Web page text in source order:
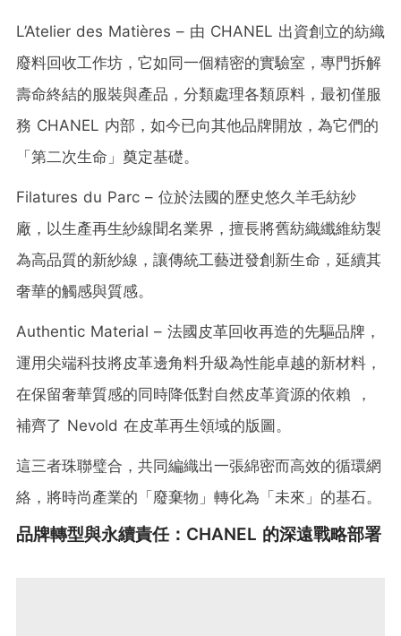
L’Atelier des Matières – 由 CHANEL 出資創立的紡織
廢料回收工作坊，它如同一個精密的實驗室，專門拆解
壽命終結的服裝與產品，分類處理各類原料，最初僅服
務 CHANEL 内部，如今已向其他品牌開放，為它們的
「第二次生命」奠定基礎。
Filatures du Parc – 位於法國的歷史悠久羊毛紡紗
廠，以生產再生紗線聞名業界，擅長將舊紡織纖維紡製
為高品質的新紗線，讓傳統工藝迸發創新生命，延續其
奢華的觸感與質感。
Authentic Material – 法國皮革回收再造的先驅品牌，
運用尖端科技將皮革邊角料升級為性能卓越的新材料，
在保留奢華質感的同時降低對自然皮革資源的依賴 ，
補齊了 Nevold 在皮革再生領域的版圖。
這三者珠聯璧合，共同編織出一張綿密而高效的循環網
絡，將時尚產業的「廢棄物」轉化為「未來」的基石。
品牌轉型與永續責任：CHANEL 的深遠戰略部署